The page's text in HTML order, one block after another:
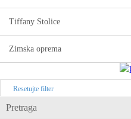
Tiffany Stolice
Zimska oprema
Resetujte filter
Pretraga